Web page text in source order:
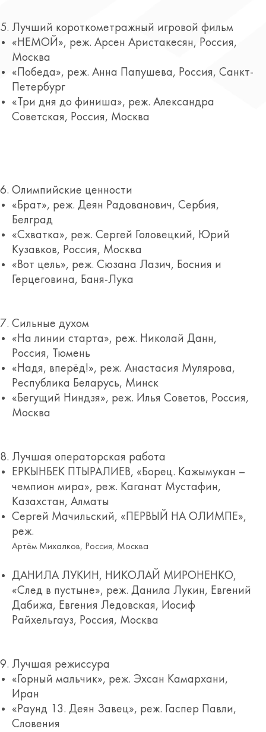
Лучший короткометражный игровой фильм
«НЕМОЙ», реж. Арсен Аристакесян, Россия,
Москва
«Победа», реж. Анна Папушева, Россия, Санкт-
Петербург
«Три дня до финиша», реж. Александра
Советская, Россия, Москва
Олимпийские ценности
«Брат», реж. Деян Радованович, Сербия,
Белград
«Cхватка», реж. Сергей Головецкий, Юрий
Кузавков, Россия, Москва
«Вот цель», реж. Сюзана Лазич, Босния и
Герцеговина, Баня-Лука
Сильные духом
«На линии старта», реж. Николай Данн,
Россия, Тюмень
«Надя, вперёд!», реж. Анастасия Мулярова,
Республика Беларусь, Минск
«Бегущий Ниндзя», реж. Илья Советов, Россия,
Москва
Лучшая операторская работа
ЕРКЫНБЕК ПТЫРАЛИЕВ, «Борец. Кажымукан –
чемпион мира», реж. Каганат Мустафин,
Казахстан, Алматы
Сергей Мачильский, «ПЕРВЫЙ НА ОЛИМПЕ»,
реж.
Артём Михалков, Россия, Москва
ДАНИЛА ЛУКИН, НИКОЛАЙ МИРОНЕНКО,
«След в пустыне», реж. Данила Лукин, Евгений
Дабижа, Евгения Ледовская, Иосиф
Райхельгауз, Россия, Москва
Лучшая режиссура
«Горный мальчик», реж. Эхсан Камархани,
Иран
«Раунд 13. Деян Завец», реж. Гаспер Павли,
Словения